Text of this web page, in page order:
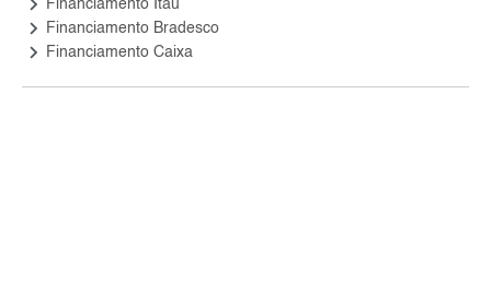
Financiamento Itaú
keyboard_arrow_right Financiamento Bradesco
keyboard_arrow_right Financiamento Caixa